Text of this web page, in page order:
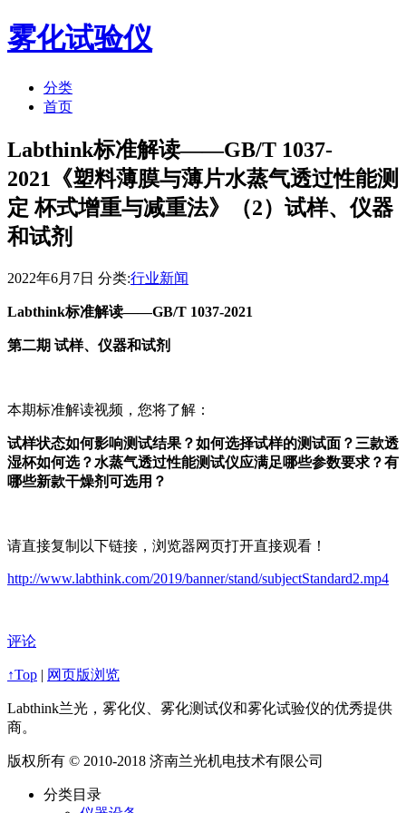
雾化试验仪
分类
首页
Labthink标准解读——GB/T 1037-
2021《塑料薄膜与薄片水蒸气透过性能测
定 杯式增重与减重法》（2）试样、仪器
和试剂
2022年6月7日 分类:行业新闻
Labthink标准解读——GB/T 1037-2021
第二期 试样、仪器和试剂
本期标准解读视频，您将了解：
试样状态如何影响测试结果？如何选择试样的测试面？三款透
湿杯如何选？水蒸气透过性能测试仪应满足哪些参数要求？有
哪些新款干燥剂可选用？
请直接复制以下链接，浏览器网页打开直接观看！
http://www.labthink.com/2019/banner/stand/subjectStandard2.mp4
评论
↑Top | 网页版浏览
Labthink兰光，雾化仪、雾化测试仪和雾化试验仪的优秀提供
商。
版权所有 © 2010-2018 济南兰光机电技术有限公司
分类目录